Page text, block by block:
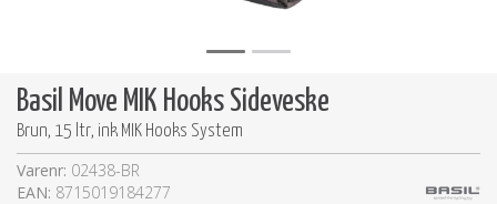
Basil Move MIK Hooks Sideveske
Brun, 15 ltr, ink MIK Hooks System
Varenr: 02438-BR
EAN: 8715019184277